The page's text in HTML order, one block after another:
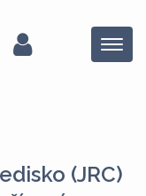
Menu
(JRC)